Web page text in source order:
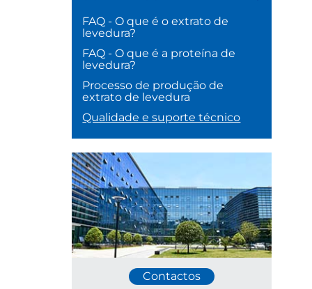
FAQ - O que é o extrato de
levedura?
FAQ - O que é a proteína de
levedura?
Processo de produção de
extrato de levedura
Qualidade e suporte técnico
Contactos